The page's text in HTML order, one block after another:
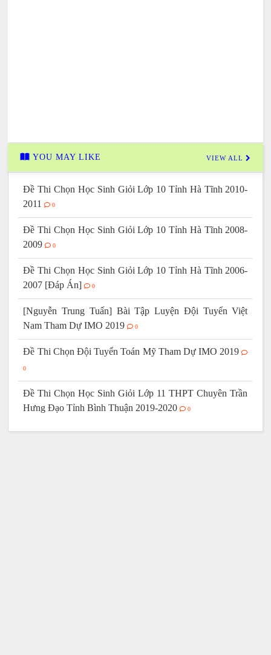
YOU MAY LIKE VIEW ALL
Đề Thi Chọn Học Sinh Giỏi Lớp 10 Tỉnh Hà Tĩnh 2010-
2011
0
Đề Thi Chọn Học Sinh Giỏi Lớp 10 Tỉnh Hà Tĩnh 2008-
2009
0
Đề Thi Chọn Học Sinh Giỏi Lớp 10 Tỉnh Hà Tĩnh 2006-
2007 [Đáp Án]
0
[Nguyễn Trung Tuấn] Bài Tập Luyện Đội Tuyển Việt
Nam Tham Dự IMO 2019
0
Đề Thi Chọn Đội Tuyển Toán Mỹ Tham Dự IMO 2019
0
Đề Thi Chọn Học Sinh Giỏi Lớp 11 THPT Chuyên Trần
Hưng Đạo Tỉnh Bình Thuận 2019-2020
0